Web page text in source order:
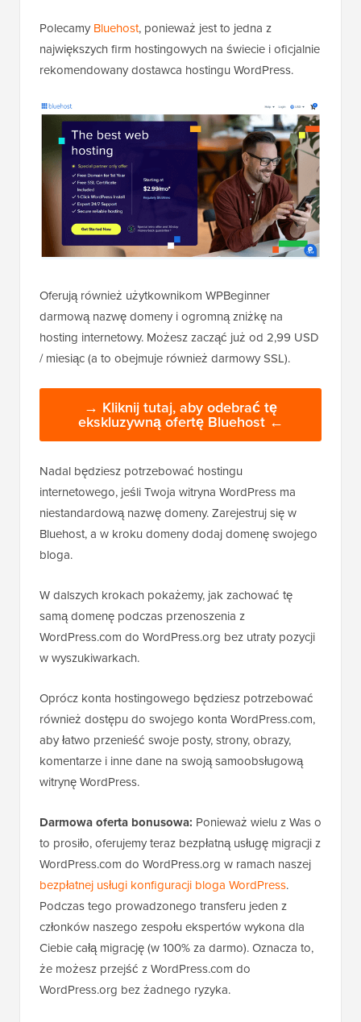
Polecamy Bluehost, ponieważ jest to jedna z
największych firm hostingowych na świecie i oficjalnie
rekomendowany dostawca hostingu WordPress.
Oferują również użytkownikom WPBeginner
darmową nazwę domeny i ogromną zniżkę na
hosting internetowy. Możesz zacząć już od 2,99 USD
/ miesiąc (a to obejmuje również darmowy SSL).
→ Kliknij tutaj, aby odebrać tę
ekskluzywną ofertę Bluehost ←
Nadal będziesz potrzebować hostingu
internetowego, jeśli Twoja witryna WordPress ma
niestandardową nazwę domeny. Zarejestruj się w
Bluehost, a w kroku domeny dodaj domenę swojego
bloga.
W dalszych krokach pokażemy, jak zachować tę
samą domenę podczas przenoszenia z
WordPress.com do WordPress.org bez utraty pozycji
w wyszukiwarkach.
Oprócz konta hostingowego będziesz potrzebować
również dostępu do swojego konta WordPress.com,
aby łatwo przenieść swoje posty, strony, obrazy,
komentarze i inne dane na swoją samoobsługową
witrynę WordPress.
Darmowa oferta bonusowa: Ponieważ wielu z Was o
to prosiło, oferujemy teraz bezpłatną usługę migracji z
WordPress.com do WordPress.org w ramach naszej
bezpłatnej usługi konfiguracji bloga WordPress.
Podczas tego prowadzonego transferu jeden z
członków naszego zespołu ekspertów wykona dla
Ciebie całą migrację (w 100% za darmo). Oznacza to,
że możesz przejść z WordPress.com do
WordPress.org bez żadnego ryzyka.